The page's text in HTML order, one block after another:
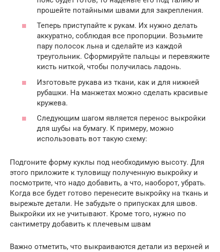
прошейте потайными швами для закрепления.
Теперь приступайте к рукам. Их нужно делать
аккуратно, соблюдая все пропорции. Возьмите
пару полосок льна и сделайте из каждой
треугольник. Сформируйте пальцы и перевяжите
кисть ниткой, чтобы получилась ладонь.
Изготовьте рукава из ткани, как и для нижней
рубашки. На манжетах можно сделать красивые
кружева.
Следующим шагом является перенос выкройки
для шубы на бумагу. К примеру, можно
использовать вот такую схему:
Подгоните форму куклы под необходимую высоту. Для
этого приложите к туловищу полученную выкройку и
посмотрите, что надо добавить, а что, наоборот, убрать.
Когда все будет готово перенесите выкройку на ткань и
вырежьте детали. Не забудьте о припусках для швов.
Выкройки их не учитывают. Кроме того, нужно по
сантиметру добавить к плечевым швам
Важно отметить, что выкраиваются детали из верхней и